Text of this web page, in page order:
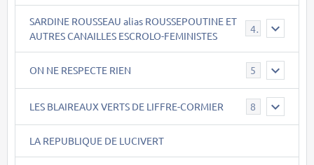
SARDINE ROUSSEAU alias ROUSSEPOUTINE ET
AUTRES CANAILLES ESCROLO-FEMINISTES
40
ON NE RESPECTE RIEN 5
LES BLAIREAUX VERTS DE LIFFRE-CORMIER 8
LA REPUBLIQUE DE LUCIVERT